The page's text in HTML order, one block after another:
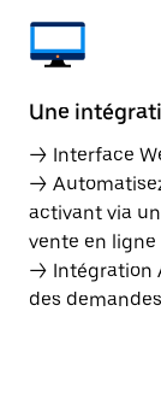
Une
→ Interface
→
activant via
vente en ligne
→ Intégration
des